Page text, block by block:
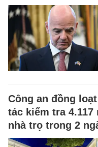
Công an đồng
tác kiểm tra
nhà trọ trong 2